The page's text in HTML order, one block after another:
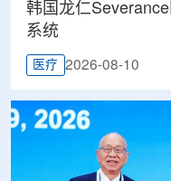
韩国龙仁
系统
医疗 2026-08-10